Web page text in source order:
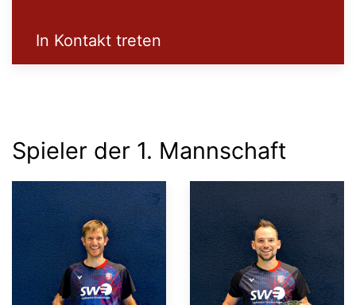
In Kontakt treten
Spieler der 1. Mannschaft